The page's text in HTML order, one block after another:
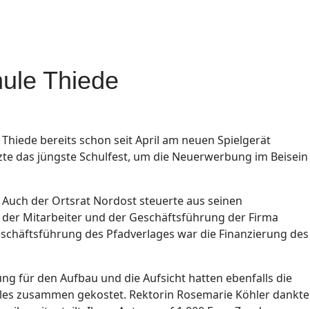
Thiede
bereits schon seit April am neuen Spielgerät
das jüngste Schulfest, um die Neuerwerbung im Beisein
der Ortsrat Nordost steuerte aus seinen
Mitarbeiter und der Geschäftsführung der Firma
des Pfadverlages war die Finanzierung des
für den Aufbau und die Aufsicht hatten ebenfalls die
zusammen gekostet. Rektorin Rosemarie Köhler dankte